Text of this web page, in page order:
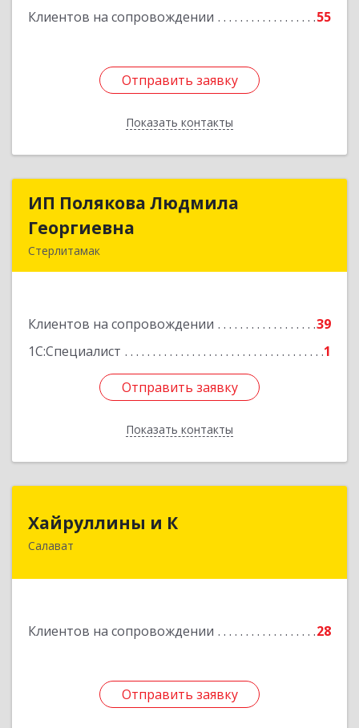
Клиентов на сопровождении 55
Отправить заявку
Показать контакты
Отправить заявку
Назад
ИП Полякова Людмила
Георгиевна
Стерлитамак
Клиентов на сопровождении
39
1С:Специалист
1
Отправить заявку
Показать контакты
ИП Полякова Людмила
Подробнее
Отправить заявку
Назад
Хайруллины и К
Салават
Клиентов на сопровождении 28
Отправить заявку
Отправить заявку